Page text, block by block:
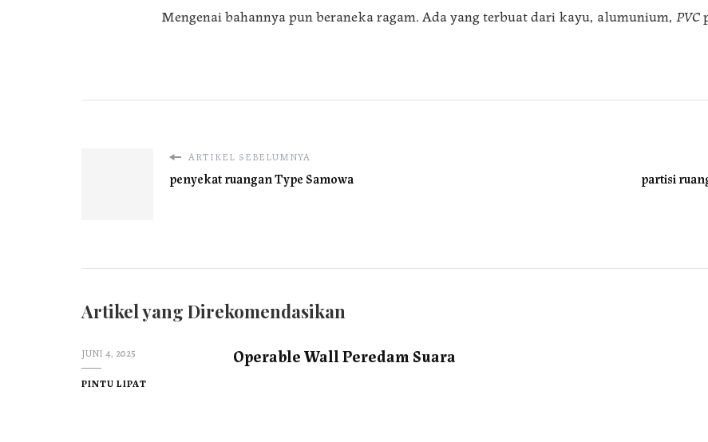
Mengenai bahannya pun beraneka ragam. Ada yang terbuat dari kayu, alumunium, PVC
ARTIKEL SEBELUMNYA
penyekat ruangan Type Samowa partisi
Artikel yang Direkomendasikan
JUNI 4, 2025
PINTU LIPAT
Operable Wall Peredam Suara